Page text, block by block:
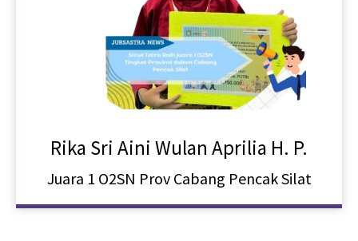
Rika Sri Aini Wulan Aprilia H. P.
Juara 1 O2SN Prov Cabang Pencak Silat